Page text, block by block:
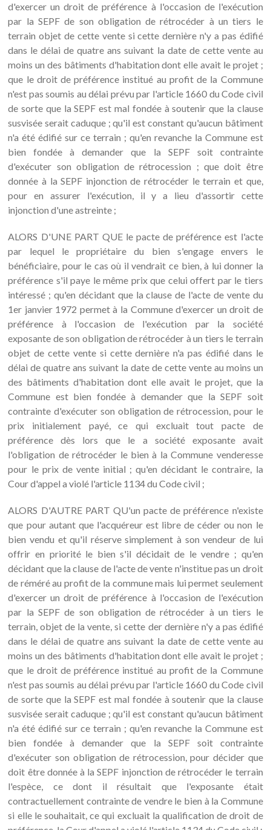
d'exercer un droit de préférence à l'occasion de l'exécution
par la SEPF de son obligation de rétrocéder à un tiers le
terrain objet de cette vente si cette dernière n'y a pas édifié
dans le délai de quatre ans suivant la date de cette vente au
moins un des bâtiments d'habitation dont elle avait le projet ;
que le droit de préférence institué au profit de la Commune
n'est pas soumis au délai prévu par l'article 1660 du Code civil
de sorte que la SEPF est mal fondée à soutenir que la clause
susvisée serait caduque ; qu'il est constant qu'aucun bâtiment
n'a été édifié sur ce terrain ; qu'en revanche la Commune est
bien fondée à demander que la SEPF soit contrainte
d'exécuter son obligation de rétrocession ; que doit être
donnée à la SEPF injonction de rétrocéder le terrain et que,
pour en assurer l'exécution, il y a lieu d'assortir cette
injonction d'une astreinte ;
ALORS D'UNE PART QUE le pacte de préférence est l'acte
par lequel le propriétaire du bien s'engage envers le
bénéficiaire, pour le cas où il vendrait ce bien, à lui donner la
préférence s'il paye le même prix que celui offert par le tiers
intéressé ; qu'en décidant que la clause de l'acte de vente du
1er janvier 1972 permet à la Commune d'exercer un droit de
préférence à l'occasion de l'exécution par la société
exposante de son obligation de rétrocéder à un tiers le terrain
objet de cette vente si cette dernière n'a pas édifié dans le
délai de quatre ans suivant la date de cette vente au moins un
des bâtiments d'habitation dont elle avait le projet, que la
Commune est bien fondée à demander que la SEPF soit
contrainte d'exécuter son obligation de rétrocession, pour le
prix initialement payé, ce qui excluait tout pacte de
préférence dès lors que le a société exposante avait
l'obligation de rétrocéder le bien à la Commune venderesse
pour le prix de vente initial ; qu'en décidant le contraire, la
Cour d'appel a violé l'article 1134 du Code civil ;
ALORS D'AUTRE PART QU'un pacte de préférence n'existe
que pour autant que l'acquéreur est libre de céder ou non le
bien vendu et qu'il réserve simplement à son vendeur de lui
offrir en priorité le bien s'il décidait de le vendre ; qu'en
décidant que la clause de l'acte de vente n'institue pas un droit
de réméré au profit de la commune mais lui permet seulement
d'exercer un droit de préférence à l'occasion de l'exécution
par la SEPF de son obligation de rétrocéder à un tiers le
terrain, objet de la vente, si cette der dernière n'y a pas édifié
dans le délai de quatre ans suivant la date de cette vente au
moins un des bâtiments d'habitation dont elle avait le projet ;
que le droit de préférence institué au profit de la Commune
n'est pas soumis au délai prévu par l'article 1660 du Code civil
de sorte que la SEPF est mal fondée à soutenir que la clause
susvisée serait caduque ; qu'il est constant qu'aucun bâtiment
n'a été édifié sur ce terrain ; qu'en revanche la Commune est
bien fondée à demander que la SEPF soit contrainte
d'exécuter son obligation de rétrocession, pour décider que
doit être donnée à la SEPF injonction de rétrocéder le terrain
l'espèce, ce dont il résultait que l'exposante était
contractuellement contrainte de vendre le bien à la Commune
si elle le souhaitait, ce qui excluait la qualification de droit de